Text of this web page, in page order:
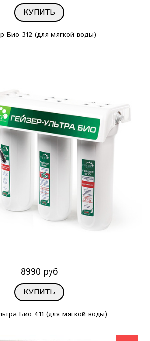
КУПИТЬ
Био 312 (для мягкой воды)
8990 руб
КУПИТЬ
Био 411 (для мягкой воды)